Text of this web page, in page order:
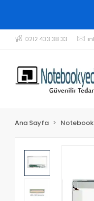
0212 433 38 33
Ana Sayfa